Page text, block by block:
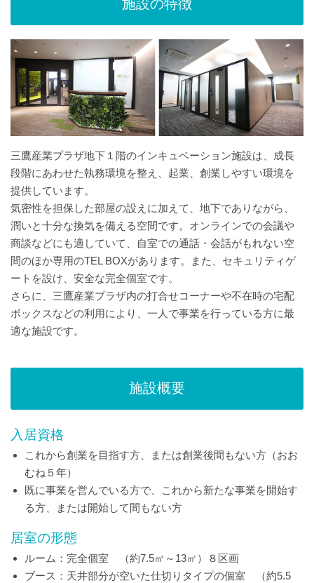
施設の特徴
三鷹産業プラザ地下１階のインキュベーション施設は、成長
段階にあわせた執務環境を整え、起業、創業しやすい環境を
提供しています。
気密性を担保した部屋の設えに加えて、地下でありながら、
潤いと十分な換気を備える空間です。オンラインでの会議や
商談などにも適していて、自室での通話・会話がもれない空
間のほか専用のTEL BOXがあります。また、セキュリティゲ
ートを設け、安全な完全個室です。
さらに、三鷹産業プラザ内の打合せコーナーや不在時の宅配
ボックスなどの利用により、一人で事業を行っている方に最
適な施設です。
施設概要
入居資格
これから創業を目指す方、または創業後間もない方（おお
むね５年）
既に事業を営んでいる方で、これから新たな事業を開始す
る方、または開始して間もない方
居室の形態
ルーム：完全個室 （約7.5㎡～13㎡）８区画
ブース：天井部分が空いた仕切りタイプの個室 （約5.5